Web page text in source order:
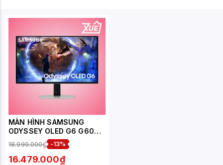
MÀN HÌNH SAMSUNG
ODYSSEY OLED G6 G60SD
LS27DG602SEXXV (27
INCH/QHD/OLED/360HZ/0.
03MS)
18.999.000₫ -13%
16.479.000₫